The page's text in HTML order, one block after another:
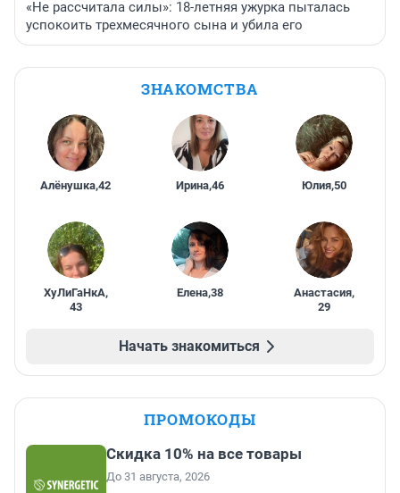
«Не рассчитала силы»: 18-летняя ужурка пыталась
успокоить трехмесячного сына и убила его
ЗНАКОМСТВА
Алёнушка,42 Ирина,46 Юлия,50
ХуЛиГаНкА,
43
Елена,38 Анастасия,
29
Начать знакомиться
ПРОМОКОДЫ
Скидка 10% на все товары
До 31 августа, 2026